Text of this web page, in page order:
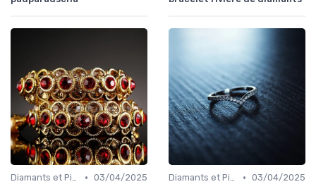
Diamants et Pierres Précieuses • 03/04/2025
Diamants et Pierres Précieuses • 03/04/2025